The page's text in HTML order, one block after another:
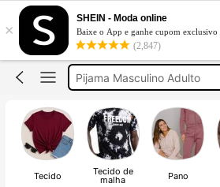
×
SHEIN - Moda online
Baixe o App e ganhe cupom exclusivo
(2,847)
Pijama Plush Masculino
Pijama Masculino
Pijama Masculino Adulto
Pijama Plush Masculino
Pijama Masculino
Tecido Tecido de
malha Pano